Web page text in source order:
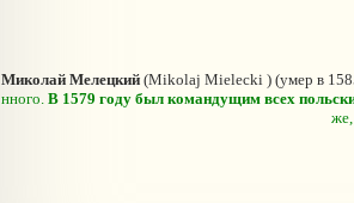
Миколай Мелецкий (Mikolaj Mielecki ) (умер в
нного. В 1579 году был командущим всех
же,